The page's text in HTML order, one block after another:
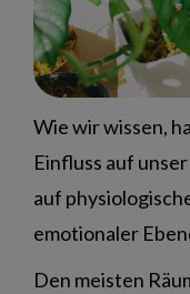
Wie wir wissen,
Einfluss auf
auf
emotionaler
Den meisten